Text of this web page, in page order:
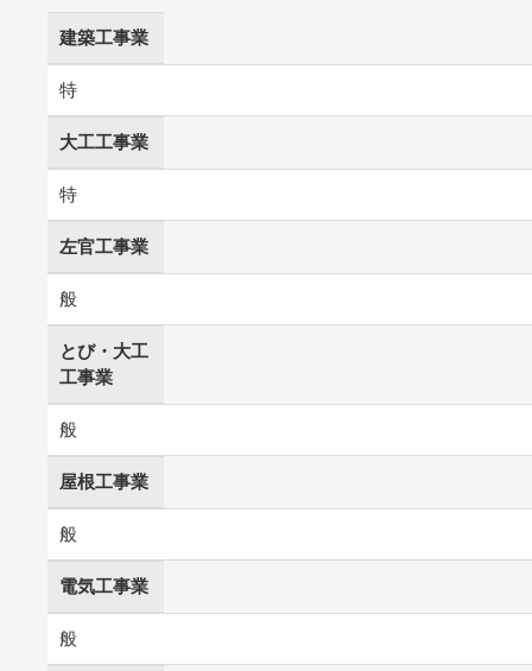
建築工事業
特
大工工事業
特
左官工事業
般
とび・大工
工事業
般
屋根工事業
般
電気工事業
般